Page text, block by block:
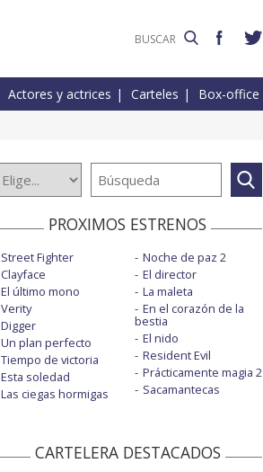
Actores y actrices Carteles Box-office
PROXIMOS ESTRENOS
Street Fighter
Clayface
El último mono
Verity
Digger
Un plan perfecto
Tiempo de victoria
Esta soledad
Las ciegas hormigas
Noche de paz 2
El director
La maleta
En el corazón de la
bestia
El nido
Resident Evil
Prácticamente magia 2
Sacamantecas
CARTELERA DESTACADOS